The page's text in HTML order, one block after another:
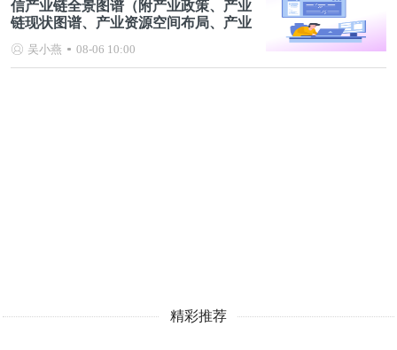
信产业链全景图谱（附产业政策、产业
链现状图谱、产业资源空间布局、产业
吴小燕 08-06 10:00
精彩推荐